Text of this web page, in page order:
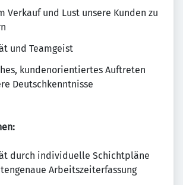
Verkauf und Lust unsere Kunden zu
und Teamgeist
kundenorientiertes Auftreten
Deutschkenntnisse
durch individuelle Schichtpläne
Arbeitszeiterfassung